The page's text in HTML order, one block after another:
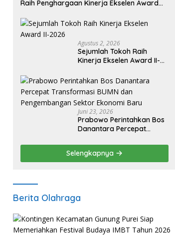
Raih Penghargaan Kinerja Ekselen Award
Agustus 2, 2026
Sejumlah Tokoh Raih
Kinerja Ekselen Award II-
Juni 23, 2026
Prabowo Perintahkan Bos
Danantara Percepat
Pengembangan Sektor
Ekonomi Baru
Selengkapnya
Berita Olahraga